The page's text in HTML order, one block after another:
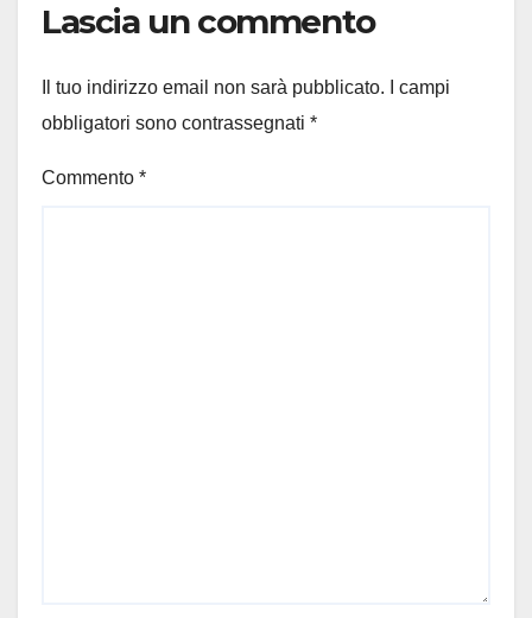
Lascia un commento
Il tuo indirizzo email non sarà pubblicato.
I campi
obbligatori sono contrassegnati *
Commento *